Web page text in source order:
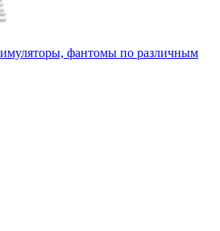
фантомы по различным